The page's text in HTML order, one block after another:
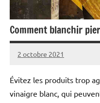
Comment blanchir
2 octobre 2021
Évitez les produits trop
vinaigre blanc, qui